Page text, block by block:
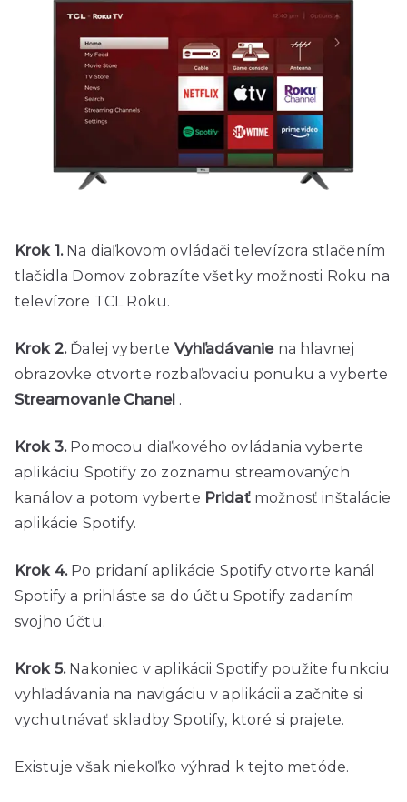
Krok 1.Na diaľkovom ovládači televízora stlačením
tlačidla Domov zobrazíte všetky možnosti Roku na
televízore TCL Roku.
Krok 2.Ďalej vyberte Vyhľadávaniena hlavnej
obrazovke otvorte rozbaľovaciu ponuku a vyberte
Streamovanie Chanel .
Krok 3.Pomocou diaľkového ovládania vyberte
aplikáciu Spotify zo zoznamu streamovaných
kanálov a potom vyberte Pridaťmožnosť inštalácie
aplikácie Spotify.
Krok 4.Po pridaní aplikácie Spotify otvorte kanál
Spotify a prihláste sa do účtu Spotify zadaním
svojho účtu.
Krok 5.Nakoniec v aplikácii Spotify použite funkciu
vyhľadávania na navigáciu v aplikácii a začnite si
vychutnávať skladby Spotify, ktoré si prajete.
Existuje však niekoľko výhrad k tejto metóde.